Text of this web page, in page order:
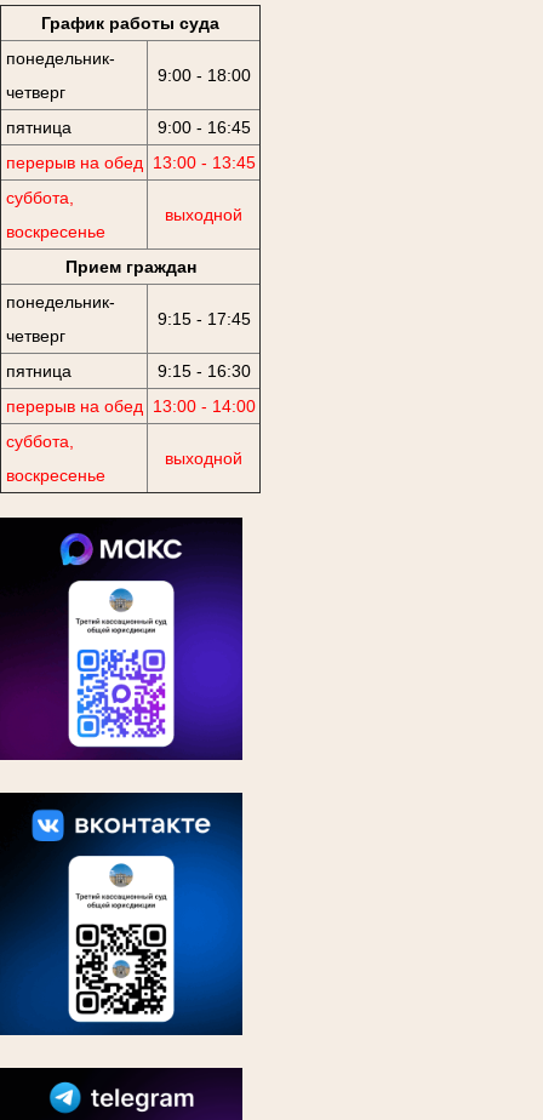
График работы суда
понедельник-
четверг
9:00 - 18:00
пятница
9:00 - 16:45
перерыв на обед
13:00 - 13:45
суббота,
воскресенье
выходной
Прием граждан
понедельник-
четверг
9:15 - 17:45
пятница
9:15 - 16:30
перерыв на обед
13:00 - 14:00
суббота,
воскресенье
выходной